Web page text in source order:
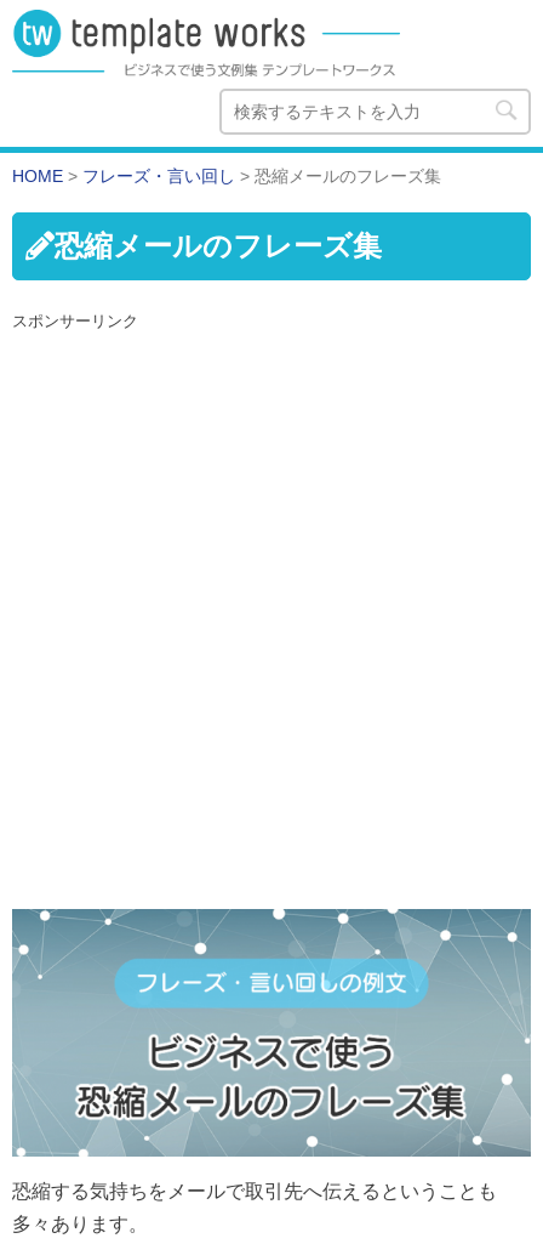
HOME > フレーズ・言い回し > 恐縮メールのフレーズ集
恐縮メールのフレーズ集
スポンサーリンク
恐縮する気持ちをメールで取引先へ伝えるということも
多々あります。